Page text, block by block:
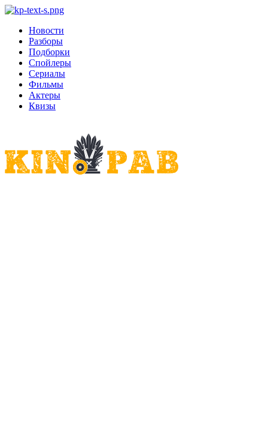
Новости
Разборы
Подборки
Спойлеры
Сериалы
Фильмы
Актеры
Квизы